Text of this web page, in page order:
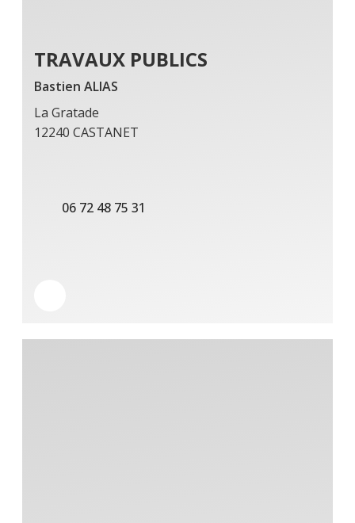
TRAVAUX PUBLICS
Bastien ALIAS
La Gratade
12240 CASTANET
06 72 48 75 31